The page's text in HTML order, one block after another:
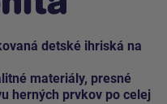
detské ihriská na
materiály, presné
herných prvkov po celej